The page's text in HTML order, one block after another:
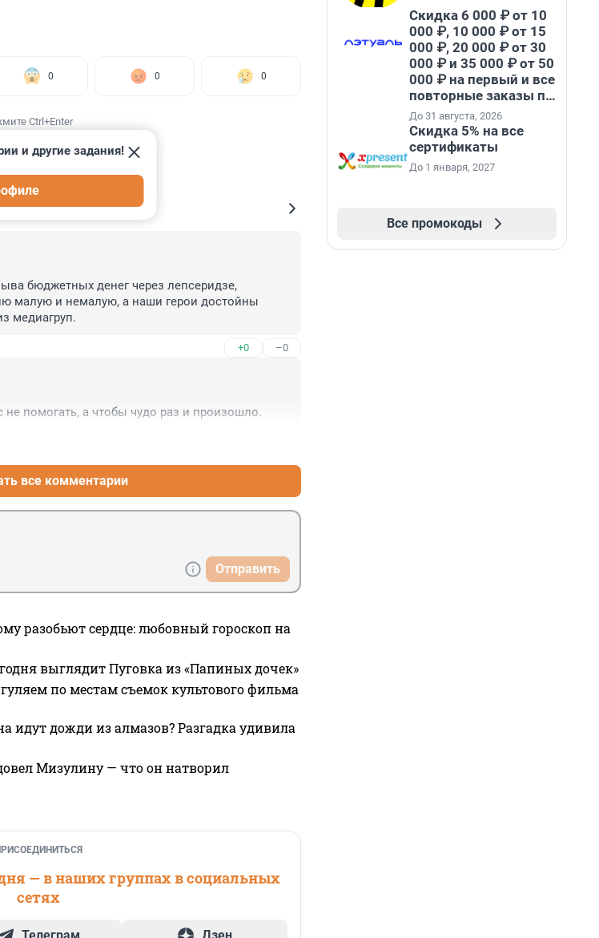
0 0 0
Ctrl+Enter
и другие задания!
бюджетных денег через лепсеридзе,
малую и немалую, а наши герои достойны
медиагруп.
+0 –0
помогать, а чтобы чудо раз и произошло.
все комментарии
Отправить
разобьют сердце: любовный гороскоп на
выглядит Пуговка из «Папиных дочек»
по местам съемок культового фильма
идут дожди из алмазов? Разгадка удивила
Мизулину — что он натворил
— в наших группах в социальных
сетях
Скидка 6 000 ₽ от 10
000 ₽, 10 000 ₽ от 15
000 ₽, 20 000 ₽ от 30
000 ₽ и 35 000 ₽ от 50
000 ₽ на первый и все
повторные заказы по
промокоду НАБЕРИ
До 31 августа, 2026
Скидка 5% на все
сертификаты
До 1 января, 2027
Все промокоды